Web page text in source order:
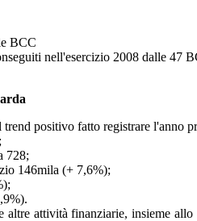
BCC
nell'esercizio 2008 dalle 47
positivo fatto registrare l'anno
728;
146mila (+ 7,6%);
attività finanziarie, insieme